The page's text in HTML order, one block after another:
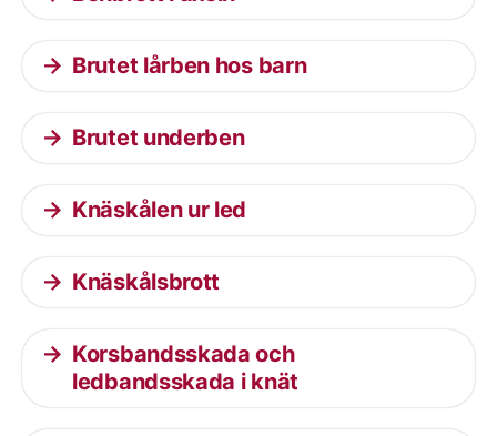
Brutet lårben hos barn
Brutet underben
Knäskålen ur led
Knäskålsbrott
Korsbandsskada och
ledbandsskada i knät